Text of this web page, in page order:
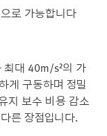
로 가능합니다
대 40m/s²의 가
게 구동하며 정밀
지 보수 비용 감소
른 장점입니다.